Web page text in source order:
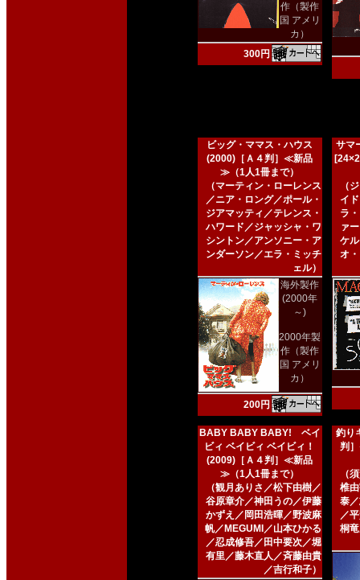
作（製作
国 アメリ
カ）
300円
ビッグ・ママス・ハウス
(2000)［Ａ４判］≪新品
≫（1人1冊まで）
（マーティン・ローレンス
／ニア・ロング／ポール・
ジアマッティ／テレンス・
ハワード／ジャッシャ・ワ
シントン／アンソニー・ア
ンダーソン／エラ・ミッチ
ェル）
海外製作
(2000年
～)
2000年製
作（製作
国 アメリ
カ）
200円
サマ
（
イ
ラ
ァ
ケ
オ
BABY BABY BABY! ベイ
ビィ ベイビィ ベイビィ！
(2009)［Ａ４判］≪新品
≫（1人1冊まで）
（観月ありさ／松下由樹／
谷原章介／神田うの／伊藤
かずえ／岡田浩暉／野波麻
帆／MEGUMI／山本ひかる
／忍成修吾／田中要次／堀
有里／藤木直人／斉藤由貴
／吉行和子）
釣り
判
（
椎
泰
／
桐